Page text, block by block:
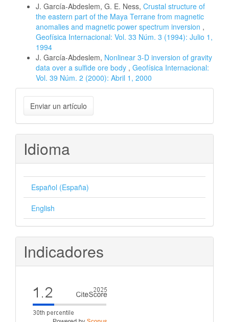
J. García-Abdeslem, G. E. Ness, Crustal structure of
the eastern part of the Maya Terrane from magnetic
anomalies and magnetic power spectrum inversion ,
Geofísica Internacional: Vol. 33 Núm. 3 (1994): Julio 1,
1994
J. García-Abdeslem, Nonlinear 3-D inversion of gravity
data over a sulfide ore body , Geofísica Internacional:
Vol. 39 Núm. 2 (2000): Abril 1, 2000
Enviar
un
artículo
Enviar un artículo
Idioma
Español (España)
English
Indicadores